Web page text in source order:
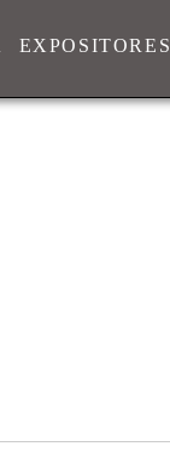
EXPOSITORES